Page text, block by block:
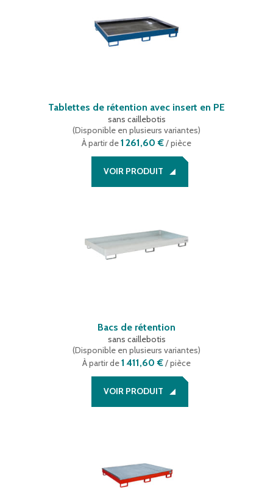
Tablettes de rétention avec insert en PE
sans caillebotis
(Disponible en plusieurs variantes)
À partir de1 261,60 €/ pièce
VOIR PRODUIT
Bacs de rétention
sans caillebotis
(Disponible en plusieurs variantes)
À partir de1 411,60 €/ pièce
VOIR PRODUIT